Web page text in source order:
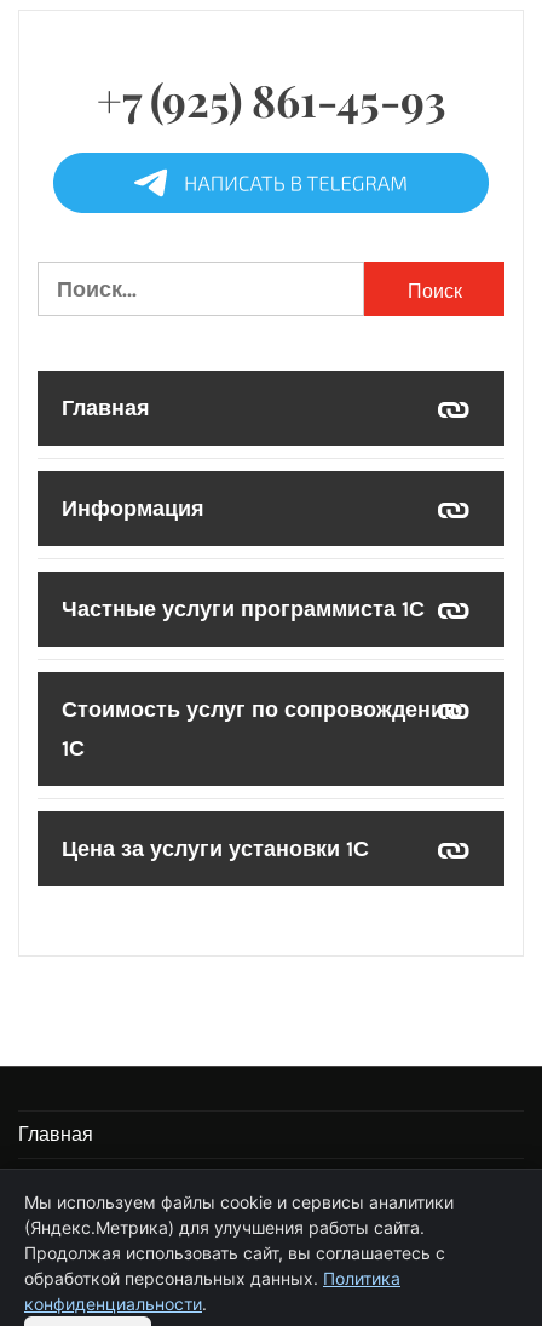
+7 (925) 861-45-93
Найти:
Главная
Информация
Частные услуги программиста 1С
Стоимость услуг по сопровождению
1С
Цена за услуги установки 1С
Главная
Частные услуги программиста 1С
Стоимость услуг по сопровождению 1С
Мы используем файлы cookie и сервисы аналитики
(Яндекс.Метрика) для улучшения работы сайта.
Продолжая использовать сайт, вы соглашаетесь с
обработкой персональных данных. Политика
конфиденциальности.
Обратная связь